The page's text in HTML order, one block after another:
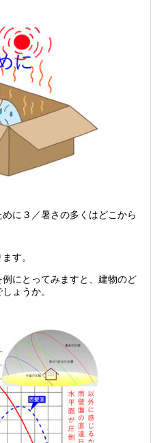
に３／暑さの多くはどこから
す。
にとってみますと、建物のど
ょうか。